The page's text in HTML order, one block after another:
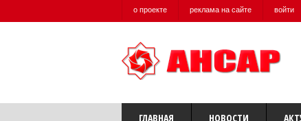
о проекте реклама на сайте войти
ГЛАВНАЯ НОВОСТИ